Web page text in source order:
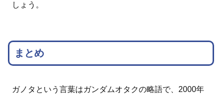
しょう。
まとめ
ガノタという言葉はガンダムオタクの略語で、2000年